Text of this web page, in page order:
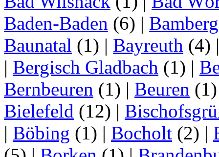
Baden-Baden (6) | Bamberg
Baunatal (1) | Bayreuth (4)
| Bergisch Gladbach (1) |
Bernbeuren (1) | Beuren
Bielefeld (12) |
| Böbing (1) | Bocholt (2) |